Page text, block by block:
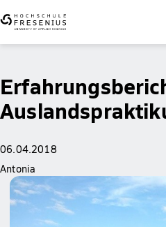
06.04.2018
Antonia